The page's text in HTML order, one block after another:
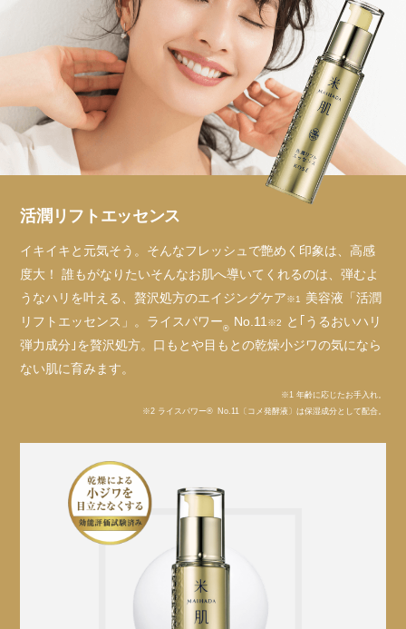
活潤リフトエッセンス
イキイキと元気そう。そんなフレッシュで艶めく印象は、高感
度大！ 誰もがなりたいそんなお肌へ導いてくれるのは、弾むよ
うなハリを叶える、贅沢処方のエイジングケア※1
美容液「活潤
リフトエッセンス」。ライスパワー® No.11 ※2
と｢うるおいハリ
弾力成分｣を贅沢処方。口もとや目もとの乾燥小ジワの気になら
ない肌に育みます。
※1 年齢に応じたお手入れ。
※2 ライスパワー® No.11〔コメ発酵液〕は保湿成分として配合。